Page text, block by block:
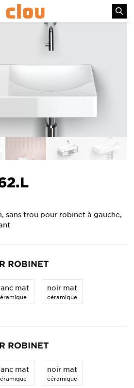
sans trou pour robinet à gauche,
ROBINET
mat noir mat
céramique
ROBINET
mat noir mat
céramique